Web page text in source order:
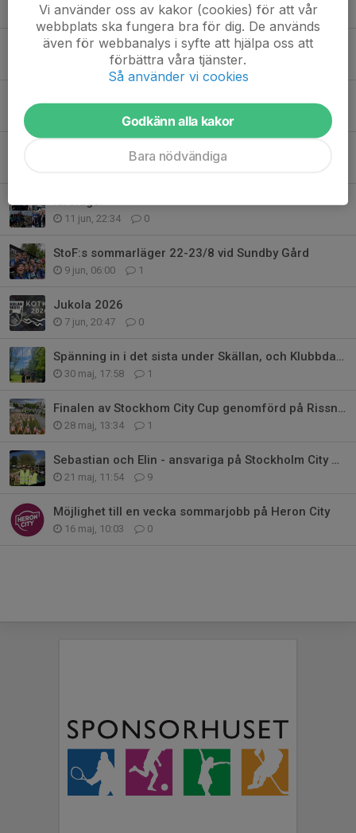
2 jul, 15:54 0
Herrarnas framfart i Jukolaskogen
14 jun, 13:33 4
8
Rabatt på Lidingöloppet
11 jun, 22:34 0
StoF:s sommarläger 22-23/8 vid Sundby Gård
9 jun, 06:00 1
Jukola 2026
7 jun, 20:47 0
Spänning in i det sista under Skällan, och Klubbdagen
30 maj, 17:58 1
Finalen av Stockhom City Cup genomförd på Rissne Torg
28 maj, 13:34 1
Sebastian och Elin - ansvariga på Stockholm City Cup etapp 2
21 maj, 11:54 9
Möjlighet till en vecka sommarjobb på Heron City
16 maj, 10:03 0
Vi använder oss av kakor (cookies) för att vår
webbplats ska fungera bra för dig. De används
även för webbanalys i syfte att hjälpa oss att
förbättra våra tjänster.
Så använder vi cookies
Godkänn alla kakor
Bara nödvändiga